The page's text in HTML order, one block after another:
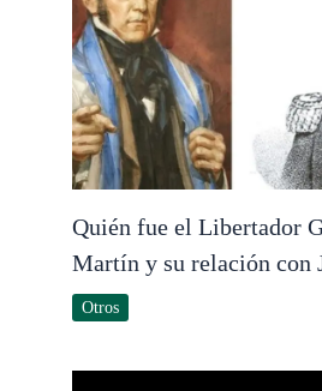
Quién fue el Libertador
Martín y su relación con
Otros